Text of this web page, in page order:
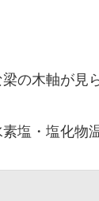
の木軸が見
塩・塩化物